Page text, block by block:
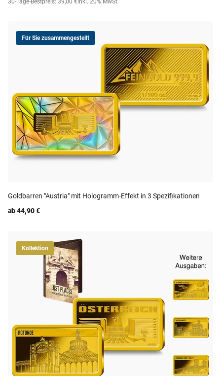
30-Tage-Bestpreis: 39,00 €inkl. 20% MwSt.
Für Sie zusammengestellt
Goldbarren "Austria" mit Hologramm-Effekt in 3 Spezifikationen
ab 44,90 €
Kollektion